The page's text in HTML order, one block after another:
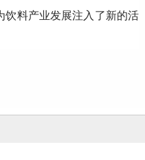
饮料产业发展注入了新的活